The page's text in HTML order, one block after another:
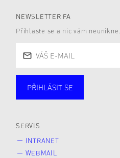
NEWSLETTER FA
Přihlaste se a nic vám neunikne.
PŘIHLÁSIT SE
SERVIS
INTRANET
WEBMAIL